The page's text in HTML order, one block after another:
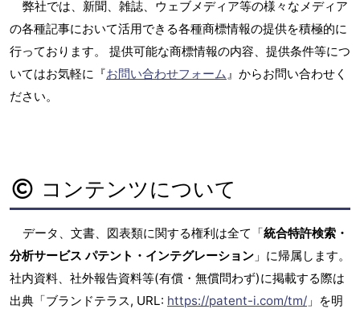
弊社では、新聞、雑誌、ウェブメディア等の様々なメディア
の各種記事において活用できる各種商標情報の提供を積極的に
行っております。 提供可能な商標情報の内容、提供条件等につ
いてはお気軽に『お問い合わせフォーム』からお問い合わせく
ださい。
コンテンツについて
データ、文書、図表類に関する権利は全て「統合特許検索・
分析サービス パテント・インテグレーション 」に帰属します。
社内資料、社外報告資料等(有償・無償問わず)に掲載する際は
出典「ブランドテラス, URL: https://patent-i.com/tm/ 」を明